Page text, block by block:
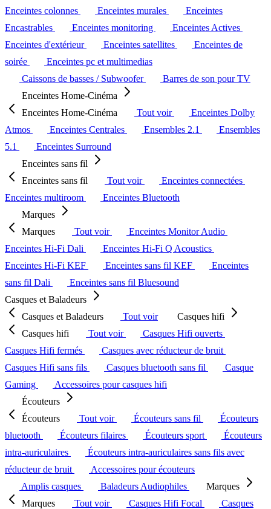
Enceintes colonnes
Enceintes murales
Enceintes
Encastrables
Enceintes monitoring
Enceintes Actives
Enceintes d'extérieur
Enceintes satellites
Enceintes de
soirée
Enceintes pc et multimedias
Caissons de basses / Subwoofer
Barres de son pour TV
Enceintes Home-Cinéma
Enceintes Home-Cinéma
Tout voir
Enceintes Dolby
Atmos
Enceintes Centrales Ensembles 2.1
Ensembles
5.1
Enceintes Surround
Enceintes sans fil
Enceintes sans fil
Tout voir
Enceintes connectées
Enceintes multiroom
Enceintes Bluetooth
Marques
Marques
Tout voir
Enceintes Monitor Audio
Enceintes Hi-Fi Dali
Enceintes Hi-Fi Q Acoustics
Enceintes Hi-Fi KEF
Enceintes sans fil KEF
Enceintes
sans fil Dali
Enceintes sans fil Bluesound
Casques et Baladeurs
Casques et Baladeurs
Tout voir
Casques hifi
Casques hifi
Tout voir
Casques Hifi ouverts
Casques Hifi fermés
Casques avec réducteur de bruit
Casques Hifi sans fils
Casques bluetooth sans fil
Casque
Gaming
Accessoires pour casques hifi
Écouteurs
Écouteurs
Tout voir Écouteurs sans fil
Écouteurs
bluetooth
Écouteurs filaires Écouteurs sport
Écouteurs
intra-auriculaires
Écouteurs intra-auriculaires sans fils avec
réducteur de bruit
Accessoires pour écouteurs
Amplis casques
Baladeurs Audiophiles
Marques
Marques
Tout voir Casques Hifi Focal
Casques